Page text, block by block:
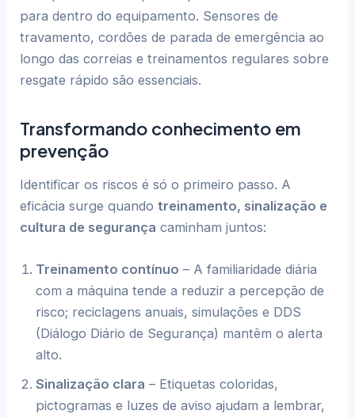
para dentro do equipamento. Sensores de
travamento, cordões de parada de emergência ao
longo das correias e treinamentos regulares sobre
resgate rápido são essenciais.
Transformando conhecimento em
prevenção
Identificar os riscos é só o primeiro passo. A
eficácia surge quandotreinamento, sinalização e
cultura de segurança caminham juntos:
Treinamento contínuo – A familiaridade diária
com a máquina tende a reduzir a percepção de
risco; reciclagens anuais, simulações e DDS
(Diálogo Diário de Segurança) mantêm o alerta
alto.
Sinalização clara – Etiquetas coloridas,
pictogramas e luzes de aviso ajudam a lembrar,